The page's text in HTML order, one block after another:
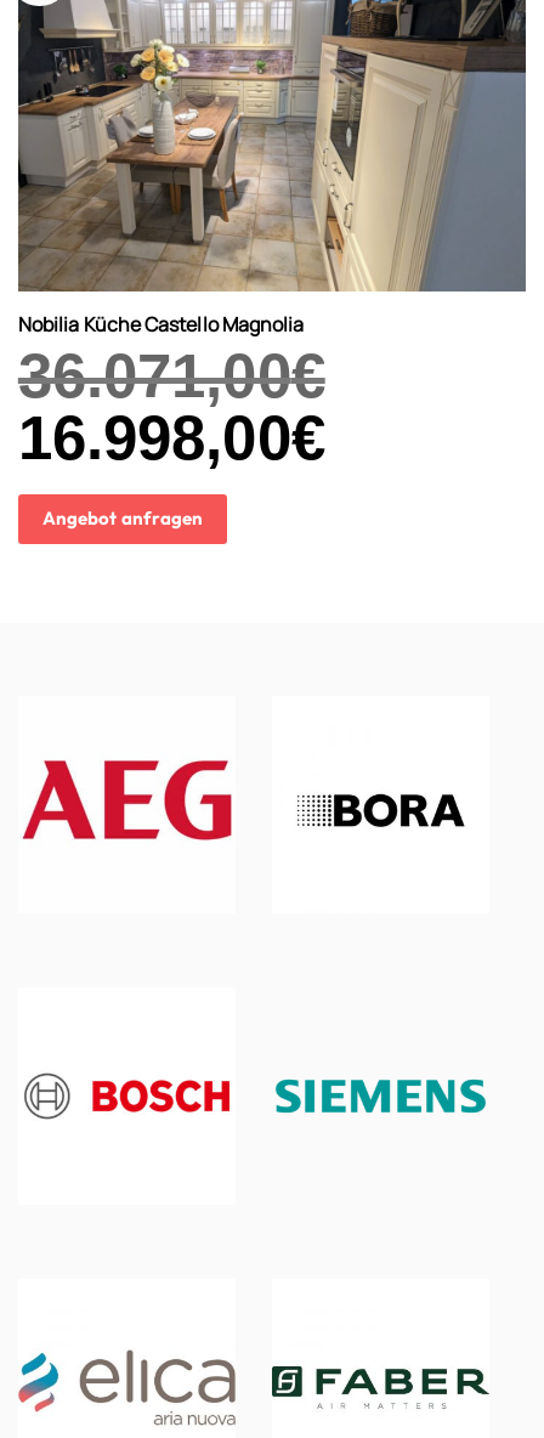
Nobilia Küche Castello Magnolia
36.071,00€
Ursprünglicher
Preis
war:
36.071,00€
16.998,00€Preis
ist:
Angebot anfragen